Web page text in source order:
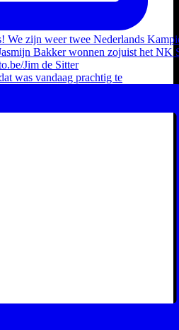
was vandaag prachtig te